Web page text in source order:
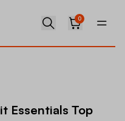
0
Essentials Top